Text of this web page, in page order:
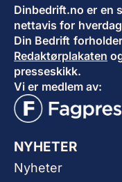
Dinbedrift.no er en
nettavis for
Din Bedrift
Redaktørplakaten
presseskikk.
Vi er medlem av:
NYHETER
Nyheter